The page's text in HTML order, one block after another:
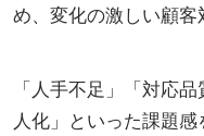
め、変化の激しい顧客
「人手不足」「対応
人化」といった課題